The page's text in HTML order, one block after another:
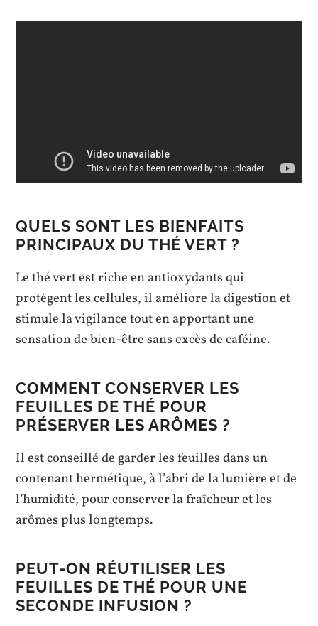
QUELS SONT LES BIENFAITS
PRINCIPAUX DU THÉ VERT ?
Le thé vert est riche en antioxydants qui
protègent les cellules, il améliore la digestion et
stimule la vigilance tout en apportant une
sensation de bien-être sans excès de caféine.
COMMENT CONSERVER LES
FEUILLES DE THÉ POUR
PRÉSERVER LES ARÔMES ?
Il est conseillé de garder les feuilles dans un
contenant hermétique, à l’abri de la lumière et de
l’humidité, pour conserver la fraîcheur et les
arômes plus longtemps.
PEUT-ON RÉUTILISER LES
FEUILLES DE THÉ POUR UNE
SECONDE INFUSION ?